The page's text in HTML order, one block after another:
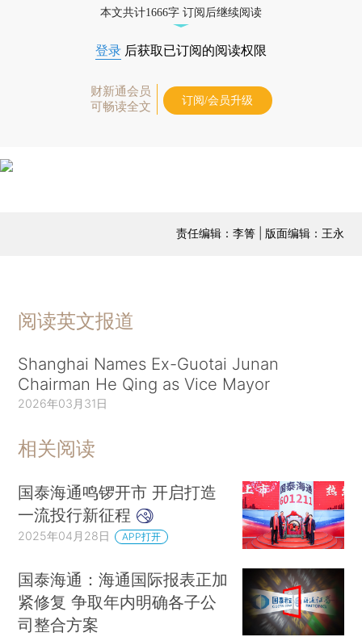
本文共计1666字 订阅后继续阅读
登录 后获取已订阅的阅读权限
财新通会员
可畅读全文
订阅/会员升级
责任编辑：李箐 | 版面编辑：王永
阅读英文报道
Shanghai Names Ex-Guotai Junan
Chairman He Qing as Vice Mayor
2026年03月31日
相关阅读
国泰海通鸣锣开市 开启打造
一流投行新征程
2025年04月28日 APP打开
国泰海通：海通国际报表正加
紧修复 争取年内明确各子公
司整合方案